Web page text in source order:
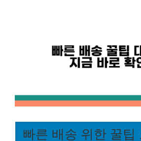
빠른 배송 위한 꿀팁